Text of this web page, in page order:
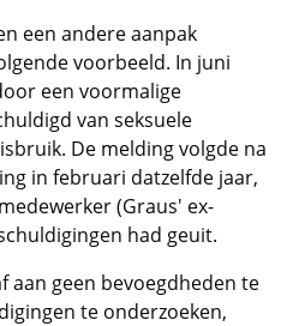
een andere aanpak
voorbeeld. In juni
een voormalige
van seksuele
De melding volgde na
in februari datzelfde jaar,
(Graus' ex-
had geuit.
aan geen bevoegdheden te
te onderzoeken,